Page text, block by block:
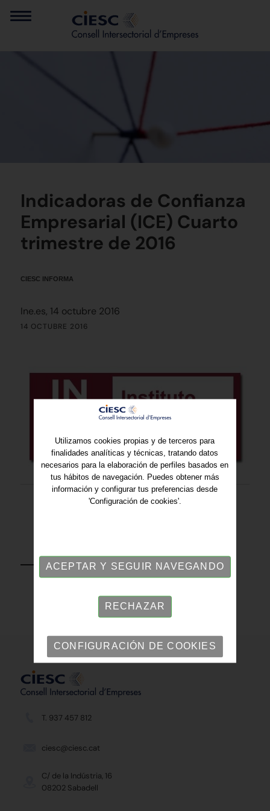
Indicadoras de Confianza
Empresarial (ICE) Cuarto
trimestre de 2016
CIESC INFORMA
Ine.es, 14 octubre 2016
14 OCTUBRE 2016
T. 937 457 812
ciesc@ciesc.cat
C/ de la Indústria, 16
08202 Sabadell
Utilizamos cookies propias y de terceros para
finalidades analíticas y técnicas, tratando datos
necesarios para la elaboración de perfiles basados en
tus hábitos de navegación. Puedes obtener más
información y configurar tus preferencias desde
'Configuración de cookies'.
ACEPTAR Y SEGUIR NAVEGANDO
RECHAZAR
CONFIGURACIÓN DE COOKIES